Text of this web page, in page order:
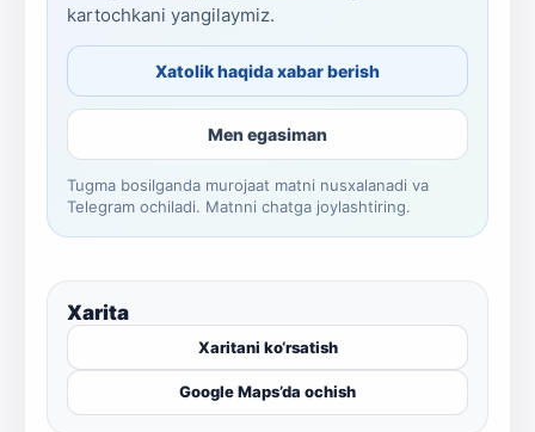
kartochkani yangilaymiz.
Xatolik haqida xabar berish
Men egasiman
Tugma bosilganda murojaat matni nusxalanadi va
Telegram ochiladi. Matnni chatga joylashtiring.
Xarita
Xaritani ko‘rsatish
Google Maps’da ochish